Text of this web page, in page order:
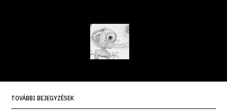
TOVÁBBI BEJEGYZÉSEK